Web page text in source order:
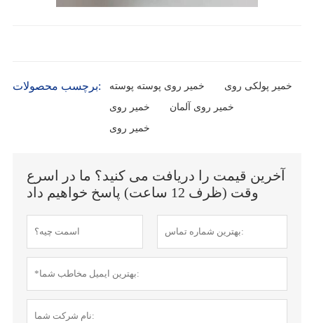
برچسب محصولات: خمیر روی پوسته پوسته
خمیر پولکی روی
خمیر روی
خمیر روی آلمان
خمیر روی
آخرین قیمت را دریافت می کنید؟ ما در اسرع
وقت (ظرف 12 ساعت) پاسخ خواهیم داد